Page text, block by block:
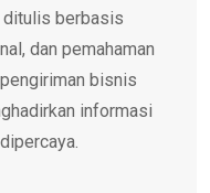
ditulis berbasis
dan pemahaman
bisnis
informasi